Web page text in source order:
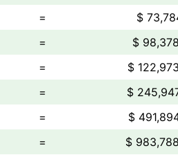
=
$
=
$
=
$
=
$
=
$
=
$